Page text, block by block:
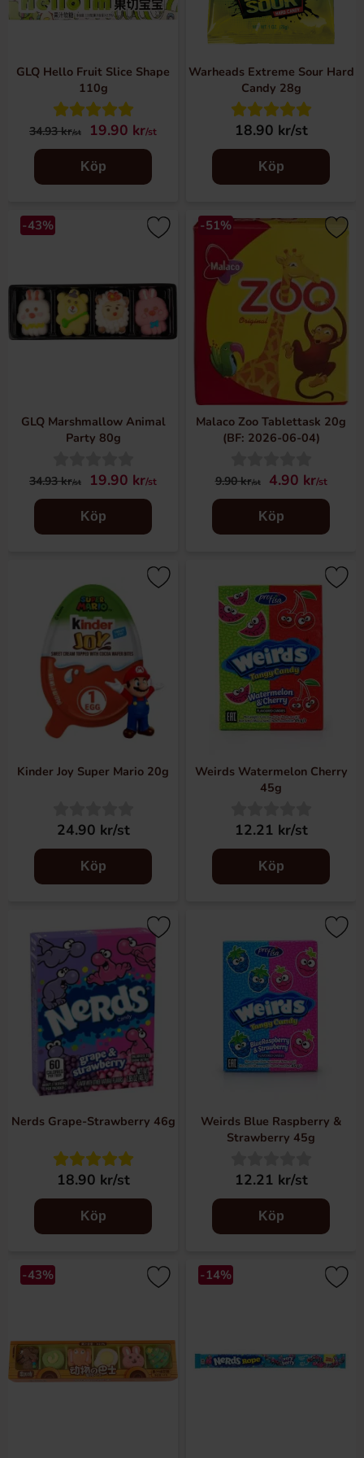
GLQ Hello Fruit Slice Shape
110g
34.93 kr/st 19.90 kr/st
Köp
Warheads Extreme Sour Hard
Candy 28g
18.90 kr/st
Köp
-43%
GLQ Marshmallow Animal
Party 80g
34.93 kr/st 19.90 kr/st
Köp
-51%
Malaco Zoo Tablettask 20g
(BF: 2026-06-04)
9.90 kr/st 4.90 kr/st
Köp
Kinder Joy Super Mario 20g
24.90 kr/st
Köp
Weirds Watermelon Cherry
45g
12.21 kr/st
Köp
Nerds Grape-Strawberry 46g
18.90 kr/st
Köp
Weirds Blue Raspberry &
Strawberry 45g
12.21 kr/st
Köp
-43% -14%